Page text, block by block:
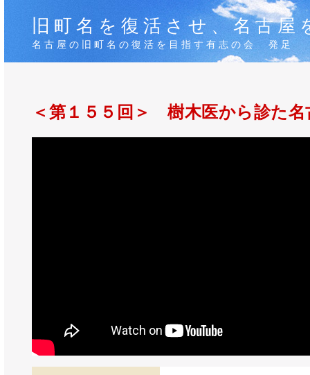
旧町名を復活させ、名古
名古屋の旧町名の復活を目指す有志の会 発足
＜第１５５回＞ 樹木医から診た名